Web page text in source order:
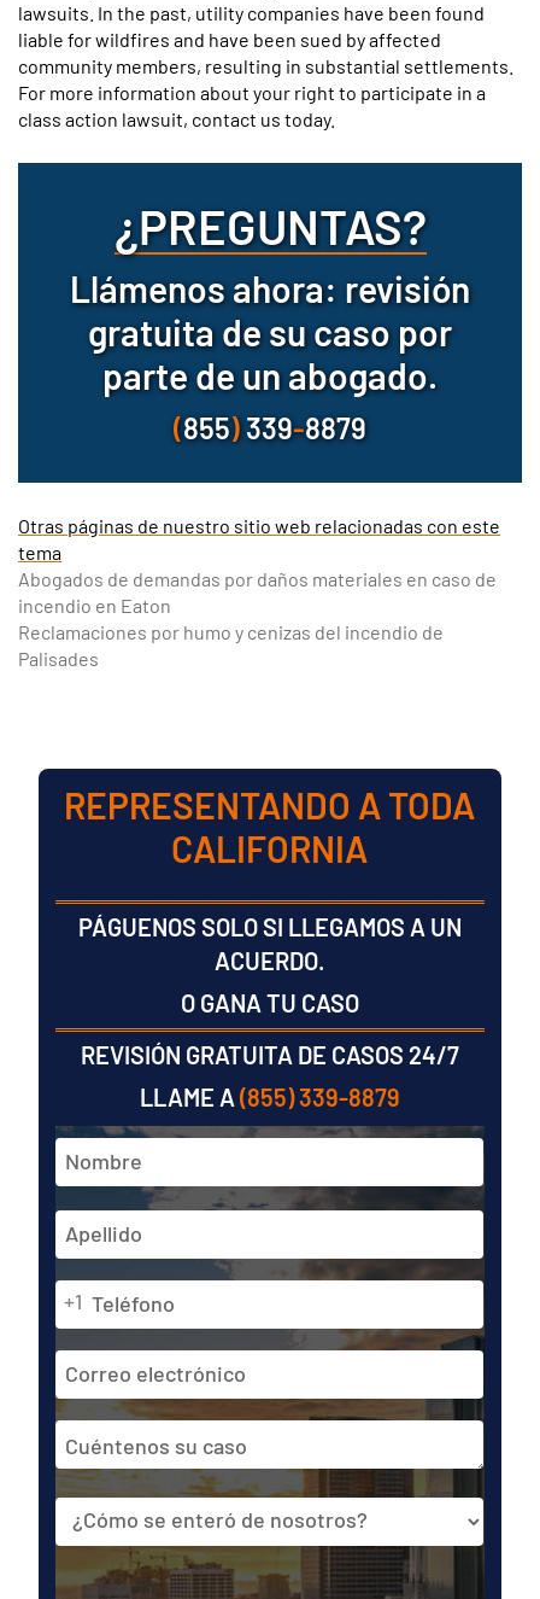
lawsuits. In the past, utility companies have been found
liable for wildfires and have been sued by affected
community members, resulting in substantial settlements.
For more information about your right to participate in a
class action lawsuit, contact us today.
¿PREGUNTAS?
Llámenos ahora: revisión
gratuita de su caso por
parte de un abogado.
(855)339-8879
Otras páginas de nuestro sitio web relacionadas con este
tema
Abogados de demandas por daños materiales en caso de
incendio en Eaton
Reclamaciones por humo y cenizas del incendio de
Palisades
REPRESENTANDO A TODA
CALIFORNIA
PÁGUENOS SOLO SI LLEGAMOS A UN
ACUERDO.
O GANA TU CASO
REVISIÓN GRATUITA DE CASOS 24/7
LLAME A (855) 339-8879
Nombre
apellidos
primer
lugar
Última
+1
correo
electrónico
su
caso
Fuente
Consentir